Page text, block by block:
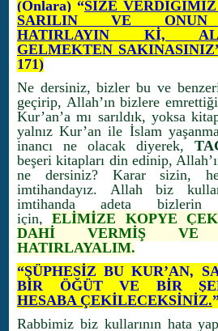
(Onlara) “SİZE
SARILIN VE ONUN
HATIRLAYIN Kİ,
GELMEKTEN
171)
Ne dersiniz, bizler bu ve benzeri
geçirip, Allah’ın bizlere
Kur’an’a mı sarıldık, yoksa
yalnız Kur’an ile İslam
inancı ne olacak diyerek,
beşeri kitapları din edinip,
ne dersiniz? Karar sizin,
imtihandayız. Allah biz
imtihanda adeta bizlerin
için,ELİMİZE KOPYE
DAHİ VERMİŞ VE
HATIRLAYALIM.
“ŞÜPHESİZ BU KUR’AN,
BİR ÖĞÜT VE BİR
HESABA ÇEKİLECEKSİNİZ.
Rabbimiz biz kullarının hata